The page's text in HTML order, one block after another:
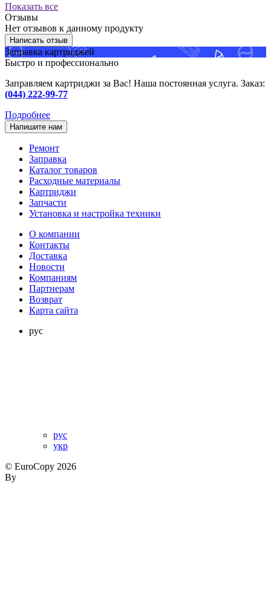
Показать все
Отзывы
Нет отзывов к данному продукту
Написать отзыв
Заправка картриджей
Быстро и профессионально
Заправляем картриджи за Вас! Наша постоянная услуга. Заказ:
(044) 222-99-77
Подробнее
Напишите нам
Ремонт
Заправка
Каталог товаров
Расходные материалы
Картриджи
Запчасти
Установка и настройка техники
О компании
Контакты
Доставка
Новости
Компаниям
Партнерам
Возврат
Карта сайта
рус
рус
укр
© EuroCopy 2026
By